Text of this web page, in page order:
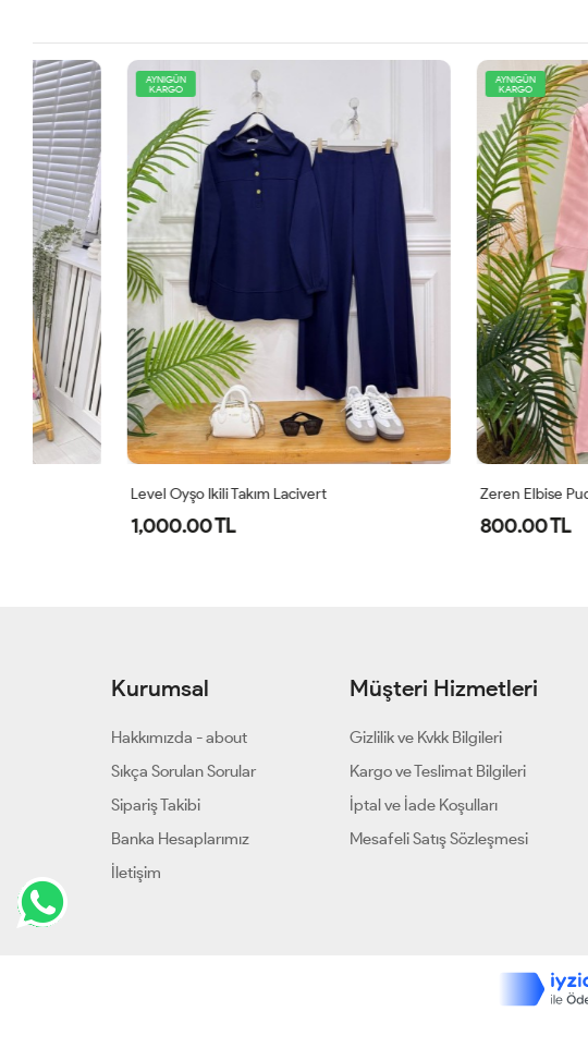
AYNIGÜN
KARGO
Level Oyşo Ikili Takım Lacivert
1,000.00 TL
Zeren Elbise Pudra
800.00 TL
Kurumsal
Hakkımızda - about
Sıkça Sorulan Sorular
Sipariş Takibi
Banka Hesaplarımız
İletişim
Müşteri Hizmetleri
Gizlilik ve Kvkk Bilgileri
Kargo ve Teslimat Bilgileri
İptal ve İade Koşulları
Mesafeli Satış Sözleşmesi